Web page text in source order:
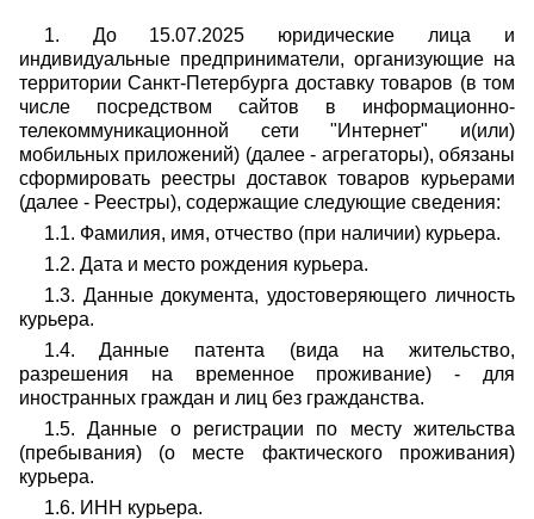
1. До 15.07.2025 юридические лица и
индивидуальные предприниматели, организующие на
территории Санкт-Петербурга доставку товаров (в том
числе посредством сайтов в информационно-
телекоммуникационной сети "Интернет" и(или)
мобильных приложений) (далее - агрегаторы), обязаны
сформировать реестры доставок товаров курьерами
(далее - Реестры), содержащие следующие сведения:
1.1. Фамилия, имя, отчество (при наличии) курьера.
1.2. Дата и место рождения курьера.
1.3. Данные документа, удостоверяющего личность
курьера.
1.4. Данные патента (вида на жительство,
разрешения на временное проживание) - для
иностранных граждан и лиц без гражданства.
1.5. Данные о регистрации по месту жительства
(пребывания) (о месте фактического проживания)
курьера.
1.6. ИНН курьера.